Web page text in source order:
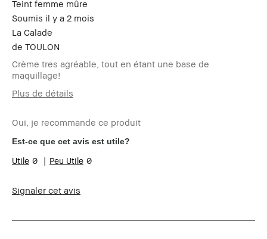
Teint femme mûre
Soumis il y a 2 mois
La Calade
de TOULON
Crème tres agréable, tout en étant une base de
maquillage!
Plus de détails
Type de peau
Normal
Carnation
claire - halée
Vos problèmes
de peau
des produits
Teint naturel, à toute épreuve
Oui, je recommande ce produit
Est-ce que cet avis est utile?
0 0
Signaler cet avis